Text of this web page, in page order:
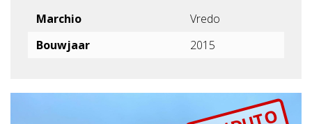
Marchio
Vredo
Bouwjaar
2015